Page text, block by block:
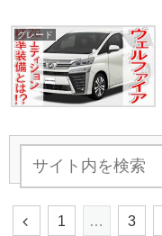
グレード
1 … 3